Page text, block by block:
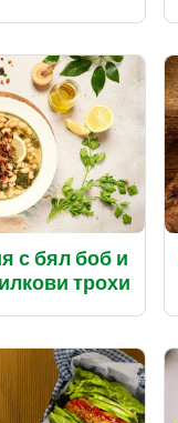
с бял боб и
трохи